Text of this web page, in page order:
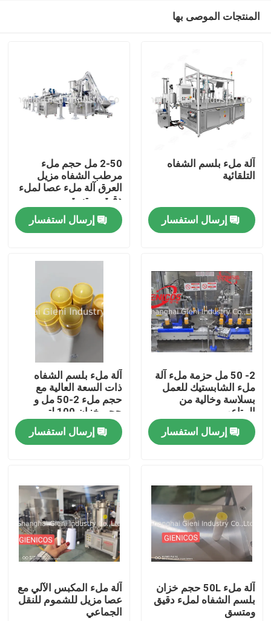
المنزل
المنتجات
فيديوهات
حولنا
جولة في المصنع
اتصل بنا
أخبار
مدونة
المنتجات الموصى بها
آلة ملء بلسم الشفاه
التلقائية
إرسال استفسار
2-50 مل حجم ملء
مرطب الشفاه مزيل
العرق آلة ملء عصا لملء
دقيق ومتسق
إرسال استفسار
2- 50 مل حزمة ملء آلة
ملء الشابستيك للعمل
بسلاسة وخالية من
المتاعب
إرسال استفسار
آلة ملء بلسم الشفاه
ذات السعة العالية مع
حجم ملء 2-50 مل و
حجم خزان 100 لتر
إرسال استفسار
آلة ملء 50L حجم خزان
بلسم الشفاه لملء دقيق
ومتسق
آلة ملء المكبس الآلي مع
عصا مزيل للشموم للنقل
الجماعي